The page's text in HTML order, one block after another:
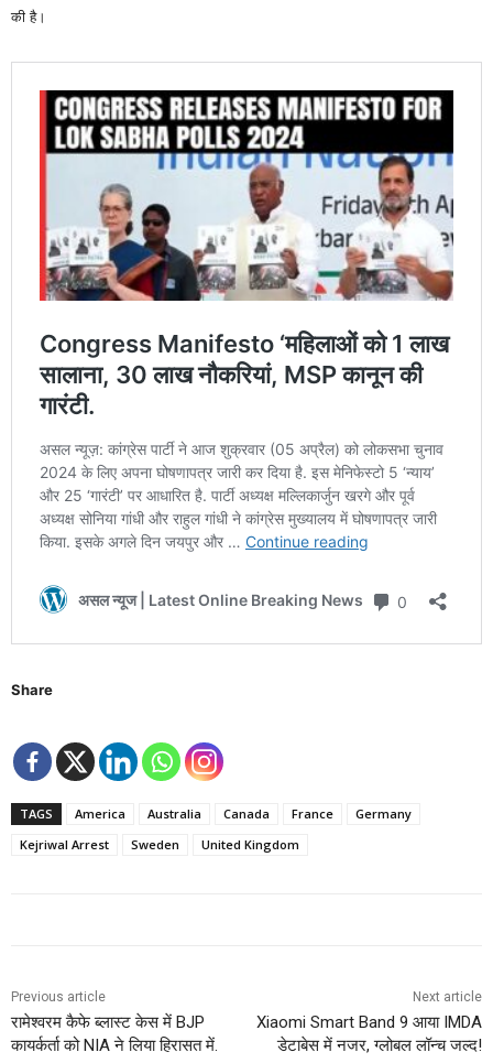
की है।
Share
TAGS America Australia Canada France
Germany
Kejriwal Arrest
Sweden United Kingdom
Previous article
रामेश्वरम कैफे ब्लास्ट केस में BJP
कायर्कर्ता को NIA ने लिया हिरासत में.
Next article
Xiaomi Smart Band 9 आया IMDA
डेटाबेस में नजर, ग्लोबल लॉन्च जल्द!